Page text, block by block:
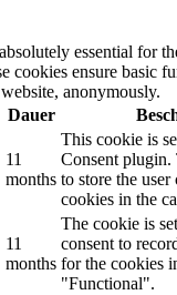
essential for
cookies ensure basic
anonymously.
Dauer
11
months
This cookie is
Consent plugin.
to store the
cookies in the
11
months
The cookie is
consent to
for the cookies
"Functional".